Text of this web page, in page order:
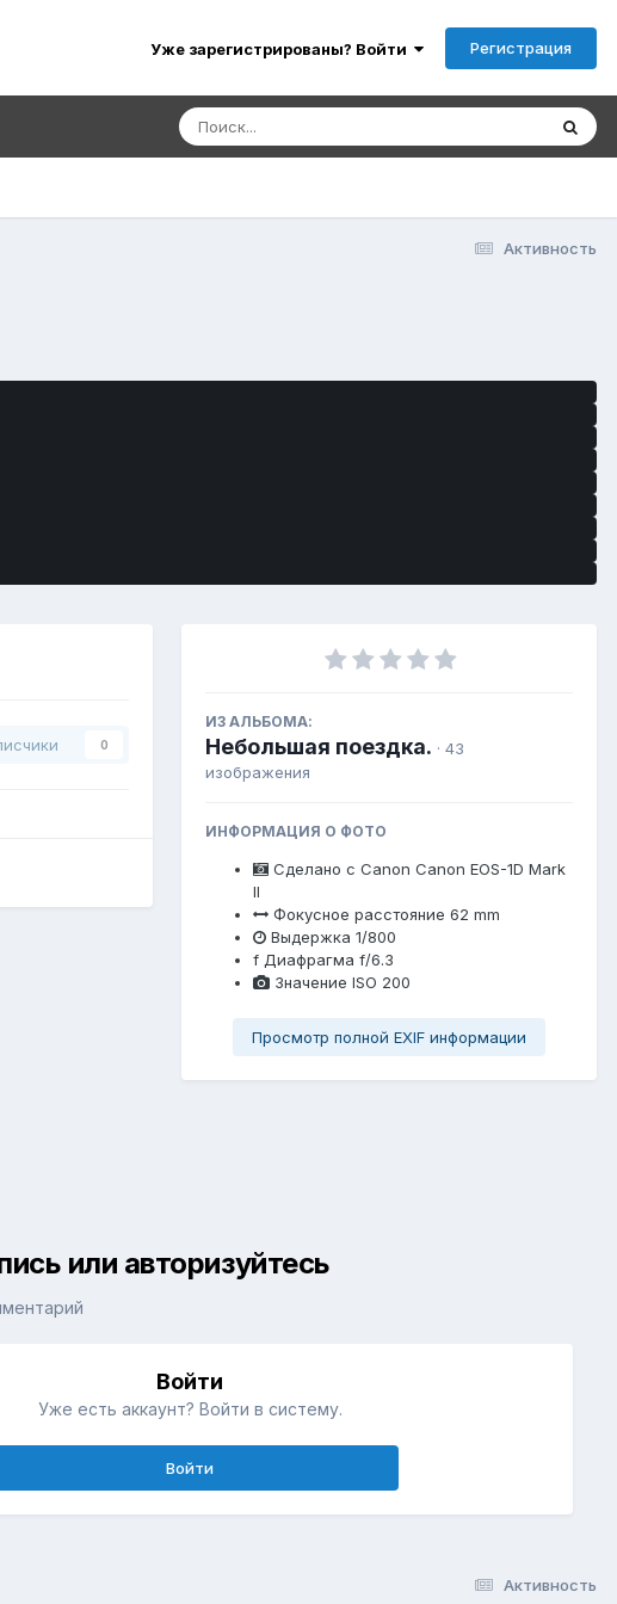
Уже зарегистрированы? Войти Регистрация
Активность
0
ИЗ АЛЬБОМА:
Небольшая поездка. · 43
изображения
ИНФОРМАЦИЯ О ФОТО
Сделано с Canon Canon EOS-1D Mark
II
Фокусное расстояние 62 mm
Выдержка 1/800
f Диафрагма f/6.3
Значение ISO 200
Просмотр полной EXIF информации
или авторизуйтесь
Войти
Уже есть аккаунт? Войти в систему.
Войти
Активность